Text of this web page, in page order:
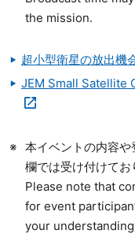
the mission.
超小型衛星の放出機
JEM Small Satellite
本イベントの内容
欄では受け付けてお
Please note that
for event
your